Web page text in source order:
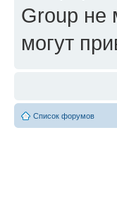
Group не
могут
Список форумов